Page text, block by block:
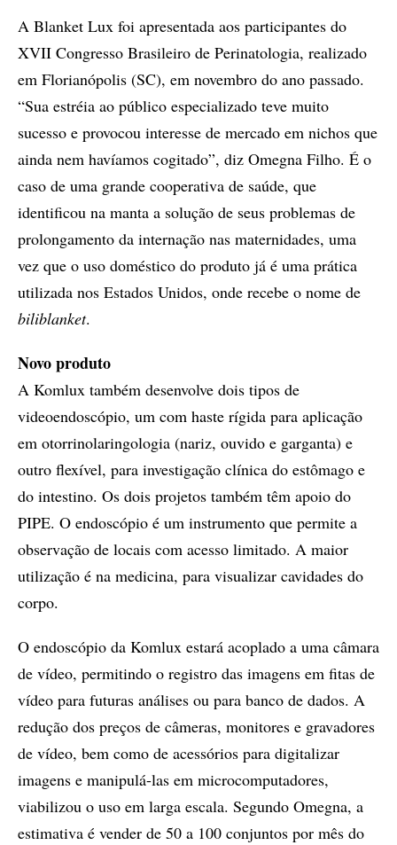
A Blanket Lux foi apresentada aos participantes do
XVII Congresso Brasileiro de Perinatologia, realizado
em Florianópolis (SC), em novembro do ano passado.
“Sua estréia ao público especializado teve muito
sucesso e provocou interesse de mercado em nichos que
ainda nem havíamos cogitado”, diz Omegna Filho. É o
caso de uma grande cooperativa de saúde, que
identificou na manta a solução de seus problemas de
prolongamento da internação nas maternidades, uma
vez que o uso doméstico do produto já é uma prática
utilizada nos Estados Unidos, onde recebe o nome de
biliblanket.
Novo produto
A Komlux também desenvolve dois tipos de
videoendoscópio, um com haste rígida para aplicação
em otorrinolaringologia (nariz, ouvido e garganta) e
outro flexível, para investigação clínica do estômago e
do intestino. Os dois projetos também têm apoio do
PIPE. O endoscópio é um instrumento que permite a
observação de locais com acesso limitado. A maior
utilização é na medicina, para visualizar cavidades do
corpo.
O endoscópio da Komlux estará acoplado a uma câmara
de vídeo, permitindo o registro das imagens em fitas de
vídeo para futuras análises ou para banco de dados. A
redução dos preços de câmeras, monitores e gravadores
de vídeo, bem como de acessórios para digitalizar
imagens e manipulá-las em microcomputadores,
viabilizou o uso em larga escala. Segundo Omegna, a
estimativa é vender de 50 a 100 conjuntos por mês do